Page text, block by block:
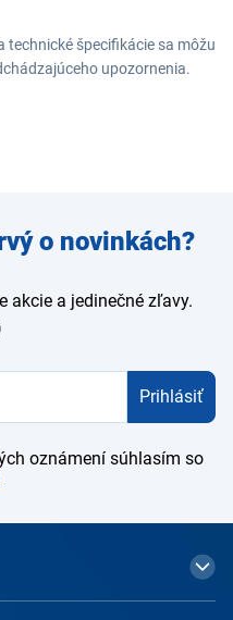
technické špecifikácie sa môžu
upozornenia.
o novinkách?
akcie a jedinečné zľavy.
Prihlásiť
oznámení súhlasím so